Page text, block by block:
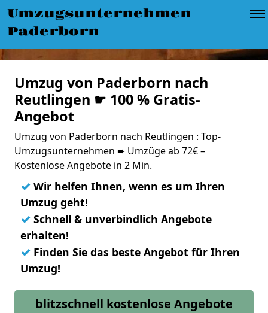
Umzugsunternehmen
Paderborn
Umzug von Paderborn nach
Reutlingen ☛ 100 % Gratis-
Angebot
Umzug von Paderborn nach Reutlingen : Top-
Umzugsunternehmen ➨ Umzüge ab 72€ –
Kostenlose Angebote in 2 Min.
✓ Wir helfen Ihnen, wenn es um Ihren
Umzug geht!
✓ Schnell & unverbindlich Angebote
erhalten!
✓ Finden Sie das beste Angebot für Ihren
Umzug!
blitzschnell kostenlose Angebote